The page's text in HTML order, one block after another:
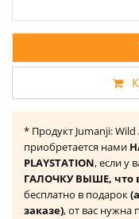
* Продукт Jumanji:
приобретается нами
PLAYSTATION, если у
ГАЛОЧКУ ВЫШЕ, что
бесплатно в подарок
заказе), от вас нужна